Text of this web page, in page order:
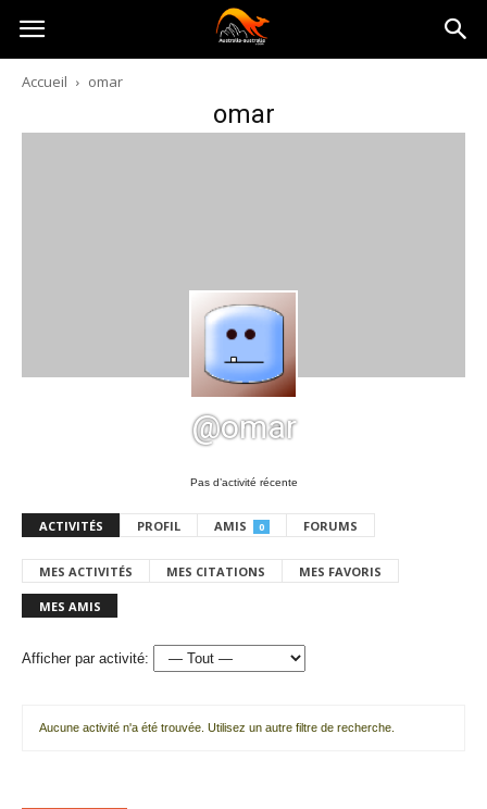
Australia-
australie.com
Accueil omar
omar
@omar
Pas d’activité récente
ACTIVITÉS PROFIL AMIS 0 FORUMS
MES ACTIVITÉS MES CITATIONS MES FAVORIS
MES AMIS
Afficher par activité:
Aucune activité n'a été trouvée. Utilisez un autre filtre de recherche.